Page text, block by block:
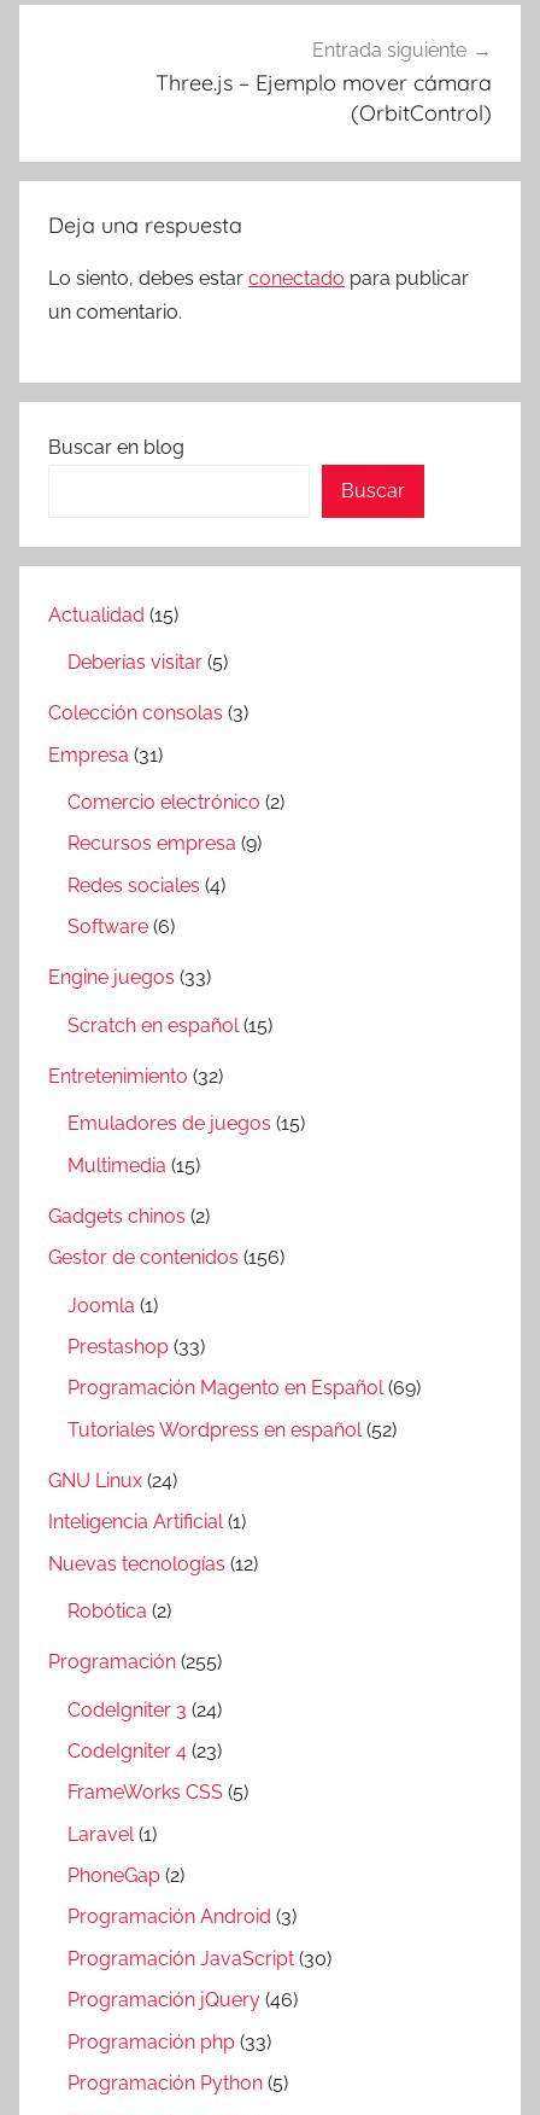
Entrada siguiente
Three.js – Ejemplo mover cámara
(OrbitControl)
Deja una respuesta
Lo siento, debes estar conectado para publicar
un comentario.
Buscar en blog
Buscar
Actualidad (15)
Deberías visitar (5)
Colección consolas (3)
Empresa (31)
Comercio electrónico (2)
Recursos empresa (9)
Redes sociales (4)
Software (6)
Engine juegos (33)
Scratch en español (15)
Entretenimiento (32)
Emuladores de juegos (15)
Multimedia (15)
Gadgets chinos (2)
Gestor de contenidos (156)
Joomla (1)
Prestashop (33)
Programación Magento en Español(69)
Tutoriales Wordpress en español (52)
GNU Linux (24)
Inteligencia Artificial(1)
Nuevas tecnologías (12)
Robótica (2)
Programación (255)
CodeIgniter 3 (24)
CodeIgniter 4 (23)
FrameWorks CSS (5)
Laravel (1)
PhoneGap (2)
Programación Android (3)
Programación JavaScript (30)
Programación jQuery (46)
Programación php (33)
Programación Python (5)